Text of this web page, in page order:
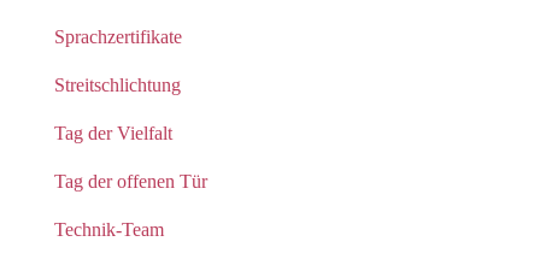
Sprachzertifikate
Streitschlichtung
Tag der Vielfalt
Tag der offenen Tür
Technik-Team